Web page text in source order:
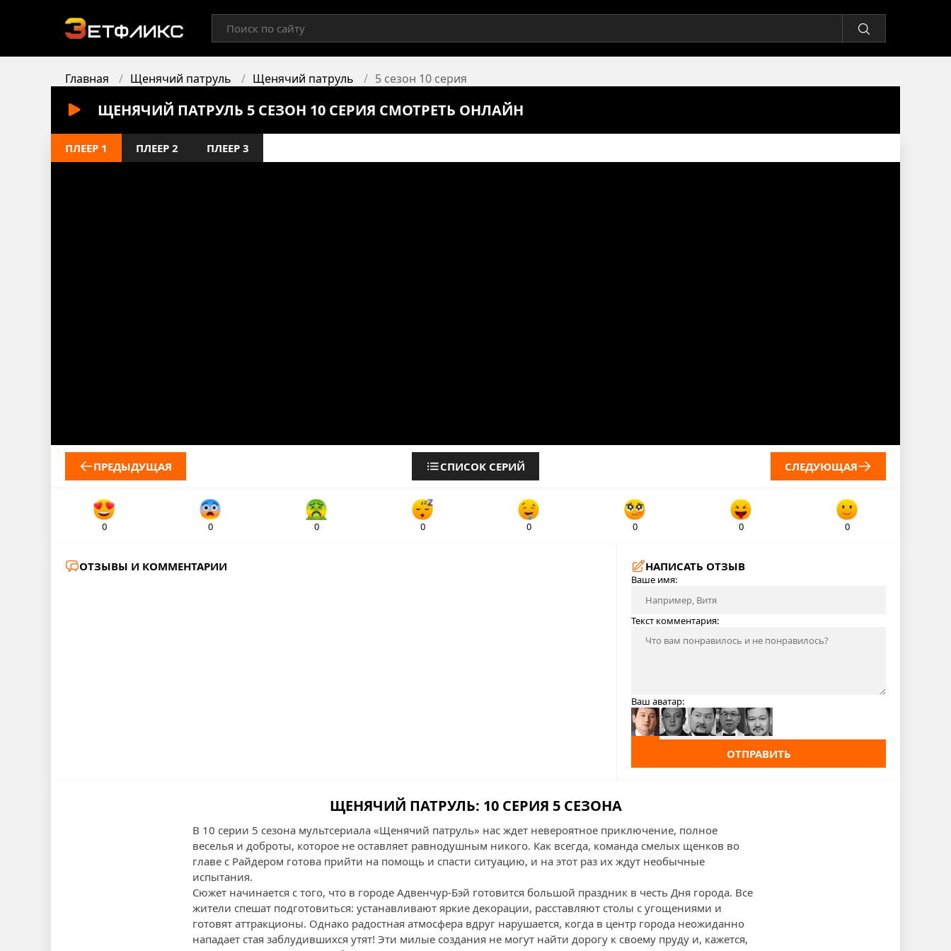
Главная Щенячий патруль Щенячий патруль 5 сезон 10 серия
ЩЕНЯЧИЙ ПАТРУЛЬ 5 СЕЗОН 10 СЕРИЯ СМОТРЕТЬ ОНЛАЙН
ПЛЕЕР 1 ПЛЕЕР 2 ПЛЕЕР 3
ПРЕДЫДУЩАЯ СПИСОК СЕРИЙ СЛЕДУЮЩАЯ
0 0 0 0 0 0 0 0
ОТЗЫВЫ И КОММЕНТАРИИ НАПИСАТЬ ОТЗЫВ
Ваше имя:
Текст комментария:
Ваш аватар:
ОТПРАВИТЬ
ЩЕНЯЧИЙ ПАТРУЛЬ: 10 СЕРИЯ 5 СЕЗОНА
В 10 серии 5 сезона мультсериала «Щенячий патруль» нас ждет невероятное приключение, полное
веселья и доброты, которое не оставляет равнодушным никого. Как всегда, команда смелых щенков во
главе с Райдером готова прийти на помощь и спасти ситуацию, и на этот раз их ждут необычные
испытания.
Сюжет начинается с того, что в городе Адвенчур-Бэй готовится большой праздник в честь Дня города. Все
жители спешат подготовиться: устанавливают яркие декорации, расставляют столы с угощениями и
готовят аттракционы. Однако радостная атмосфера вдруг нарушается, когда в центр города неожиданно
нападает стая заблудившихся утят! Эти милые создания не могут найти дорогу к своему пруду и, кажется,